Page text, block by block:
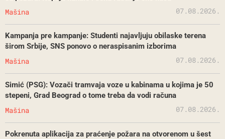
Mašina 07.08.2026.
Kampanja pre kampanje: Studenti najavljuju obilaske terena
širom Srbije, SNS ponovo o neraspisanim izborima
Mašina 07.08.2026.
Simić (PSG): Vozači tramvaja voze u kabinama u kojima je 50
stepeni, Grad Beograd o tome treba da vodi računa
Mašina 07.08.2026.
Pokrenuta aplikacija za praćenje požara na otvorenom u šest